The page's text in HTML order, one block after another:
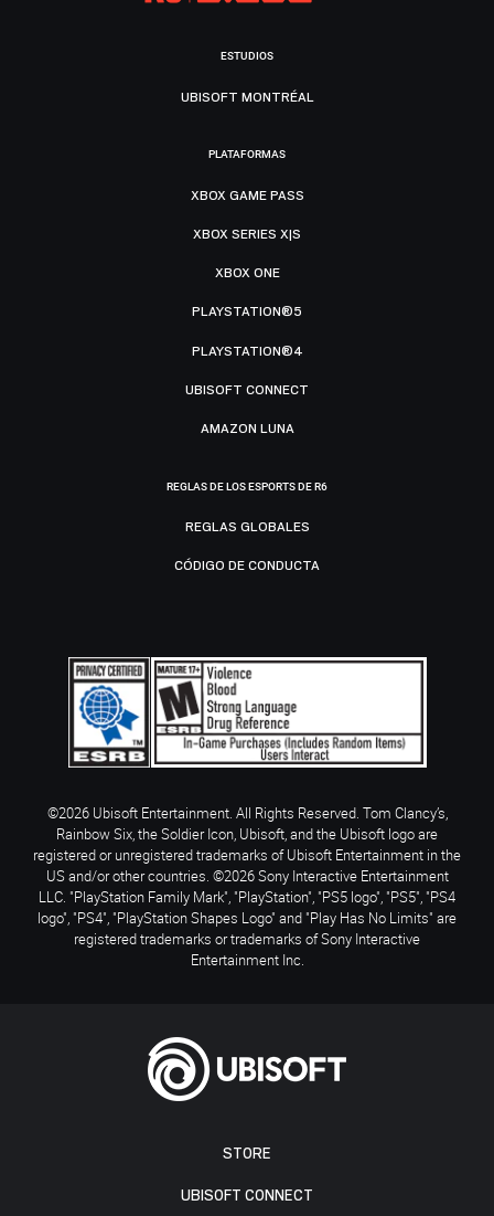
STORE
UBISOFT CONNECT
ESTUDIOS
UBISOFT MONTRÉAL
PLATAFORMAS
XBOX GAME PASS
XBOX SERIES X|S
XBOX ONE
PLAYSTATION®5
PLAYSTATION®4
UBISOFT CONNECT
AMAZON LUNA
REGLAS DE LOS ESPORTS DE R6
REGLAS GLOBALES
CÓDIGO DE CONDUCTA
©2026 Ubisoft Entertainment. All Rights Reserved. Tom Clancy’s,
Rainbow Six, the Soldier Icon, Ubisoft, and the Ubisoft logo are
registered or unregistered trademarks of Ubisoft Entertainment in the
US and/or other countries. ©2026 Sony Interactive Entertainment
LLC. "PlayStation Family Mark", "PlayStation", "PS5 logo", "PS5", "PS4
logo", "PS4", "PlayStation Shapes Logo" and "Play Has No Limits" are
registered trademarks or trademarks of Sony Interactive
Entertainment Inc.